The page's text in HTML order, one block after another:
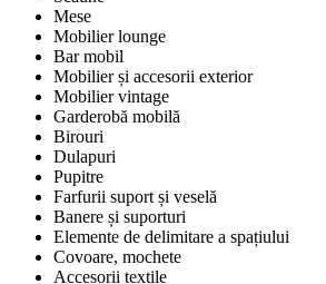
Mese
Mobilier lounge
Bar mobil
Mobilier și accesorii exterior
Mobilier vintage
Garderobă mobilă
Birouri
Dulapuri
Pupitre
Farfurii suport și veselă
Banere și suporturi
Elemente de delimitare a spațiului
Covoare, mochete
Accesorii textile